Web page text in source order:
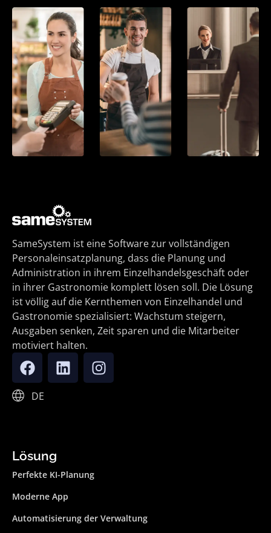
SameSystem ist eine Software zur vollständigen
Personaleinsatzplanung, dass die Planung und
Administration in ihrem Einzelhandelsgeschäft oder
in ihrer Gastronomie komplett lösen soll. Die Lösung
ist völlig auf die Kernthemen von Einzelhandel und
Gastronomie spezialisiert: Wachstum steigern,
Ausgaben senken, Zeit sparen und die Mitarbeiter
motiviert halten.
DE
Lösung
Perfekte KI-Planung
Moderne App
Automatisierung der Verwaltung